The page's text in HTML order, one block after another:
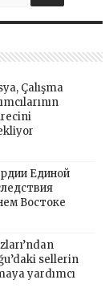
Çalışma
Единой
Востоке
sellerin
yardımcı